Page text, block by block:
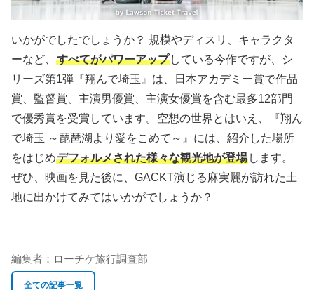
いかがでしたでしょうか？ 規模やディスリ、キャラクタ
ーなど、 すべてがパワーアップ している今作ですが、シ
リーズ第1弾『翔んで埼玉』は、日本アカデミー賞で作品
賞、監督賞、主演男優賞、主演女優賞を含む最多12部門
で優秀賞を受賞しています。空想の世界とはいえ、『翔ん
で埼玉 ～琵琶湖より愛をこめて～』には、紹介した場所
をはじめデフォルメされた様々な観光地が登場 します。
ぜひ、映画を見た後に、GACKT演じる麻実麗が訪れた土
地に出かけてみてはいかがでしょうか？
編集者： ローチケ旅行調査部
全ての記事一覧